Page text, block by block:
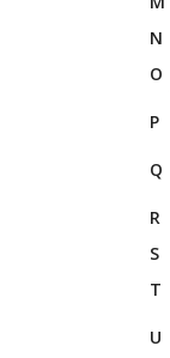
N
O
P
Q
R
S
T
U